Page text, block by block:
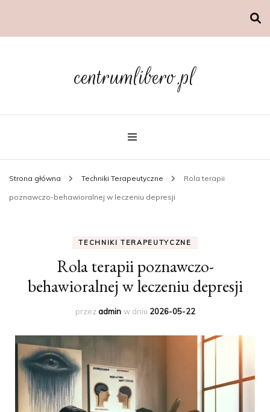
centrumlibero.pl
Strona główna Techniki Terapeutyczne Rola terapii
poznawczo-behawioralnej w leczeniu depresji
TECHNIKI TERAPEUTYCZNE
Rola terapii poznawczo-
behawioralnej w leczeniu depresji
przezadmin w dniu 2026-05-22